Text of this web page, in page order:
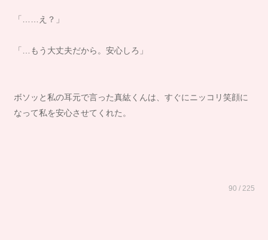
「……え？」
「…もう大丈夫だから。安心しろ」
ボソッと私の耳元で言った真紘くんは、すぐにニッコリ笑顔に
なって私を安心させてくれた。
90 / 225